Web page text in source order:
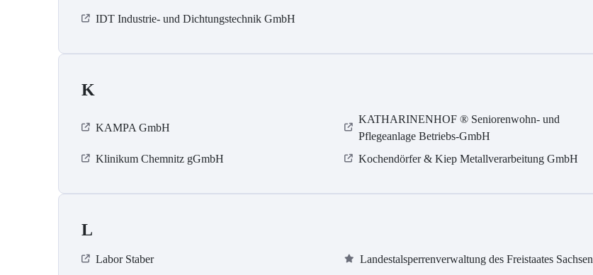
IDT Industrie- und Dichtungstechnik GmbH
K
KAMPA GmbH
KATHARINENHOF ® Seniorenwohn- und
Pflegeanlage Betriebs-GmbH
Klinikum Chemnitz gGmbH Kochendörfer & Kiep Metallverarbeitung GmbH
L
Labor Staber Landestalsperrenverwaltung des Freistaates Sachsen